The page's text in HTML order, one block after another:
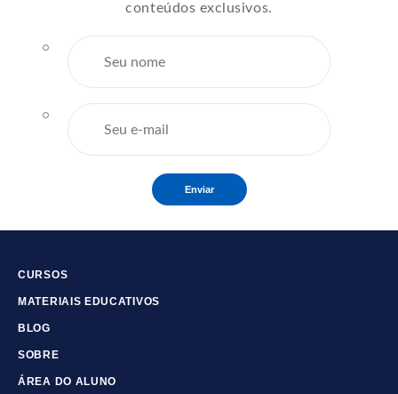
conteúdos exclusivos.
Enviar
CURSOS
MATERIAIS EDUCATIVOS
BLOG
SOBRE
ÁREA DO ALUNO